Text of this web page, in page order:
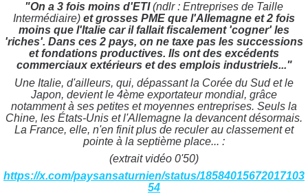
"On a 3 fois moins d'ETI(ndlr : Entreprises de Taille
Intermédiaire) et grosses PME que l'Allemagne et 2 fois
moins que l'Italie car il fallait fiscalement 'cogner' les
'riches'. Dans ces 2 pays, on ne taxe pas les successions
et fondations productives. Ils ont des excédents
commerciaux extérieurs et des emplois industriels..."
Une Italie, d'ailleurs, qui, dépassant la Corée du Sud et le
Japon, devient le 4ème exportateur mondial, grâce
notamment à ses petites et moyennes entreprises. Seuls la
Chine, les États-Unis et l'Allemagne la devancent désormais.
La France, elle, n'en finit plus de reculer au classement et
pointe à la septième place... :
(extrait vidéo 0'50)
https://x.com/paysansaturnien/status/18584015672017103
54